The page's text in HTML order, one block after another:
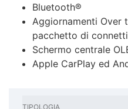
Bluetooth®
Aggiornamenti Over
pacchetto di
Schermo centrale
Apple CarPlay ed
TIPOLOGIA